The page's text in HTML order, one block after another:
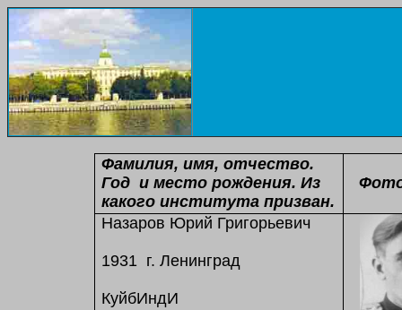
Фамилия, имя, отчество.
Год и место рождения. Из
какого института призван.
Назаров Юрий Григорьевич
1931 г. Ленинград
КуйбИндИ